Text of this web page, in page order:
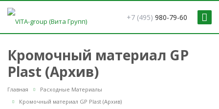
+7 (495) 980-79-60
Кромочный материал GP
Plast (Архив)
Главная
Расходные Материалы
Кромочный материал GP Plast (Архив)